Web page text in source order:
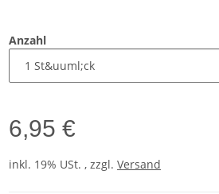
Anzahl
6,95 €
inkl. 19% USt. , zzgl. Versand